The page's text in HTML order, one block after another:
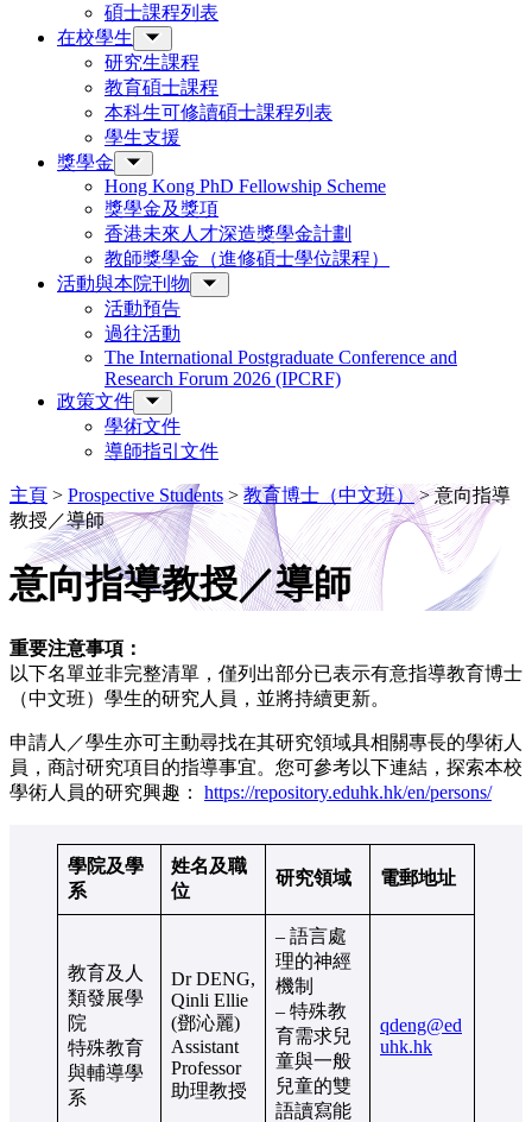
碩士課程列表
在校學生
研究生課程
教育碩士課程
本科生可修讀碩士課程列表
學生支援
獎學金
Hong Kong PhD Fellowship Scheme
獎學金及獎項
香港未來人才深造獎學金計劃
教師獎學金（進修碩士學位課程）
活動與本院刊物
活動預告
過往活動
The International Postgraduate Conference and
Research Forum 2026 (IPCRF)
政策文件
學術文件
導師指引文件
主頁 > Prospective Students> 教育博士（中文班）>意向指導
教授／導師
意向指導教授／導師
重要注意事項：
以下名單並非完整清單，僅列出部分已表示有意指導教育博士
（中文班）學生的研究人員，並將持續更新。
申請人／學生亦可主動尋找在其研究領域具相關專長的學術人
員，商討研究項目的指導事宜。您可參考以下連結，探索本校
學術人員的研究興趣： https://repository.eduhk.hk/en/persons/
學院及學
系
姓名及職
位
研究領域 電郵地址
教育及人
類發展學
院
特殊教育
與輔導學
系
Dr DENG,
Qinli Ellie
(鄧沁麗)
Assistant
Professor
助理教授
– 語言處
理的神經
機制
– 特殊教
育需求兒
童與一般
兒童的雙
語讀寫能
qdeng@ed
uhk.hk